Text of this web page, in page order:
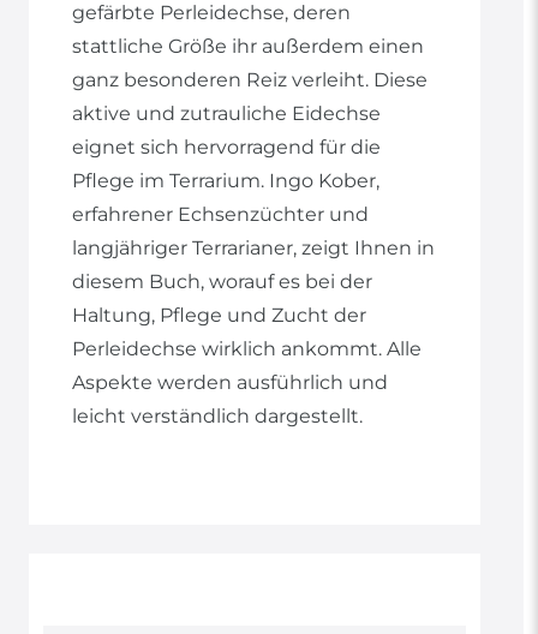
gefärbte Perleidechse, deren
stattliche Größe ihr außerdem einen
ganz besonderen Reiz verleiht. Diese
aktive und zutrauliche Eidechse
eignet sich hervorragend für die
Pflege im Terrarium. Ingo Kober,
erfahrener Echsenzüchter und
langjähriger Terrarianer, zeigt Ihnen in
diesem Buch, worauf es bei der
Haltung, Pflege und Zucht der
Perleidechse wirklich ankommt. Alle
Aspekte werden ausführlich und
leicht verständlich dargestellt.